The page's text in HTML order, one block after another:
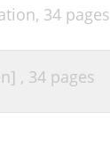
34 pages
, 34 pages